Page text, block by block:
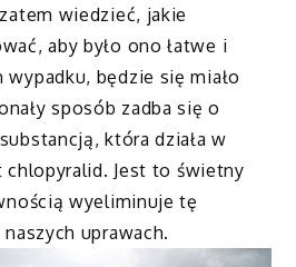
wiedzieć, jakie
aby było ono łatwe i
będzie się miało
sposób zadba się o
która działa w
Jest to świetny
wyeliminuje tę
uprawach.